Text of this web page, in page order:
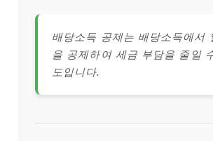
배당소득 공제는 배당소득에서
을 공제하여 세금 부담을 줄일
도입니다.